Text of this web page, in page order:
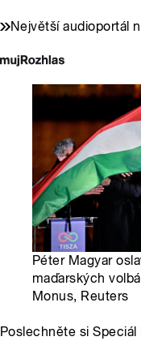
Největší audioportál
Péter Magyar
maďarských
Monus, Reuters
Poslechněte si